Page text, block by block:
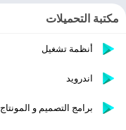
مكتبة التحميلات
أنظمة تشغيل
اندرويد
برامج التصميم و المونتاج